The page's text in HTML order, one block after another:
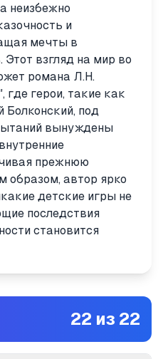
неизбежно
и
мечты в
взгляд на мир во
романа Л.Н.
где герои, такие как
Болконский, под
вынуждены
прежнюю
образом, автор ярко
детские игры не
последствия
становится
22 из 22